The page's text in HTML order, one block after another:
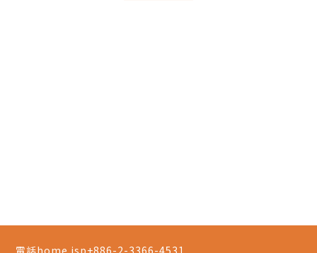
電話home.jsp+886-2-3366-4531